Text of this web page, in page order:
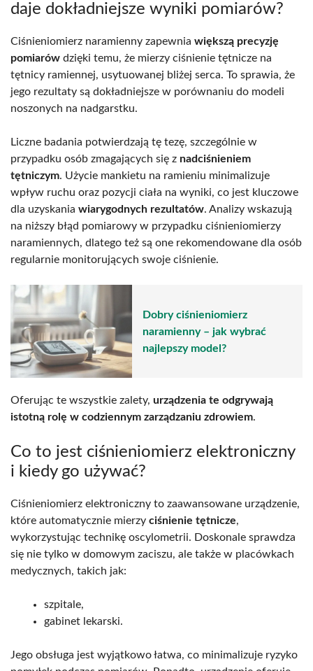
daje dokładniejsze wyniki pomiarów?
Ciśnieniomierz naramienny zapewnia większą precyzję
pomiarów dzięki temu, że mierzy ciśnienie tętnicze na
tętnicy ramiennej, usytuowanej bliżej serca. To sprawia, że
jego rezultaty są dokładniejsze w porównaniu do modeli
noszonych na nadgarstku.
Liczne badania potwierdzają tę tezę, szczególnie w
przypadku osób zmagających się z nadciśnieniem
tętniczym. Użycie mankietu na ramieniu minimalizuje
wpływ ruchu oraz pozycji ciała na wyniki, co jest kluczowe
dla uzyskania wiarygodnych rezultatów. Analizy wskazują
na niższy błąd pomiarowy w przypadku ciśnieniomierzy
naramiennych, dlatego też są one rekomendowane dla osób
regularnie monitorujących swoje ciśnienie.
Dobry ciśnieniomierz
naramienny – jak wybrać
najlepszy model?
Oferując te wszystkie zalety, urządzenia te odgrywają
istotną rolę w codziennym zarządzaniu zdrowiem.
Co to jest ciśnieniomierz elektroniczny
i kiedy go używać?
Ciśnieniomierz elektroniczny to zaawansowane urządzenie,
które automatycznie mierzy ciśnienie tętnicze,
wykorzystując technikę oscylometrii. Doskonale sprawdza
się nie tylko w domowym zaciszu, ale także w placówkach
medycznych, takich jak:
szpitale,
gabinet lekarski.
Jego obsługa jest wyjątkowo łatwa, co minimalizuje ryzyko